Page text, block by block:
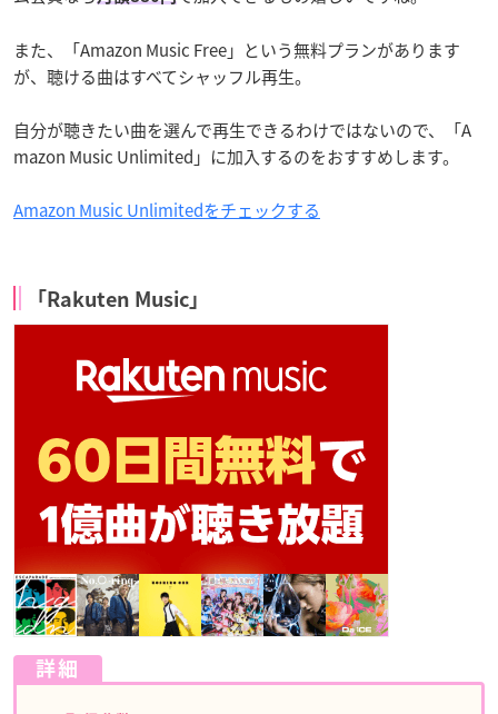
また、「Amazon Music Free」という無料プランがあります
が、聴ける曲はすべてシャッフル再生。
自分が聴きたい曲を選んで再生できるわけではないので、「A
mazon Music Unlimited」に加入するのをおすすめします。
Amazon Music Unlimitedをチェックする
「Rakuten Music」
詳細